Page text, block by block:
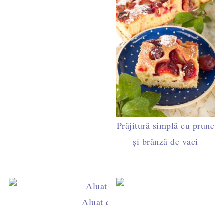
Prăjitură simplă cu prune
şi brânză de vaci
Aluat clasic de tartă